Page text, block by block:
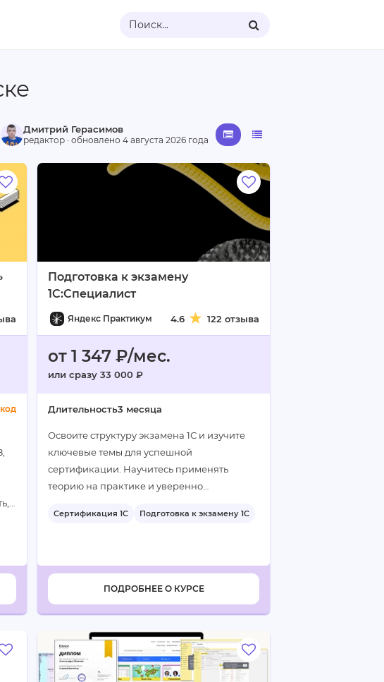
Поиск...
Подготовка к экзамену
1С:Специалист
Яндекс Практикум 4.6 122 отзыва
от 1 347 ₽/мес.
или сразу 33 000 ₽
Длительность3 месяца
Освоите структуру экзамена 1С и изучите
ключевые темы для успешной
сертификации. Научитесь применять
теорию на практике и уверенно
Сертификация 1С
Подготовка к экзамену 1С
ПОДРОБНЕЕ О КУРСЕ
Дмитрий Герасимов
редактор · обновлено 4 августа 2026 года